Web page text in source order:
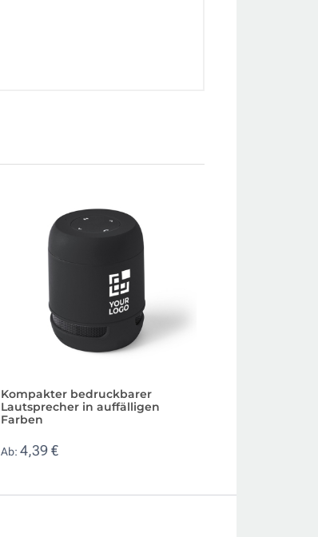
Kompakter bedruckbarer
Lautsprecher in auffälligen
Farben
Ab: 4,39 €